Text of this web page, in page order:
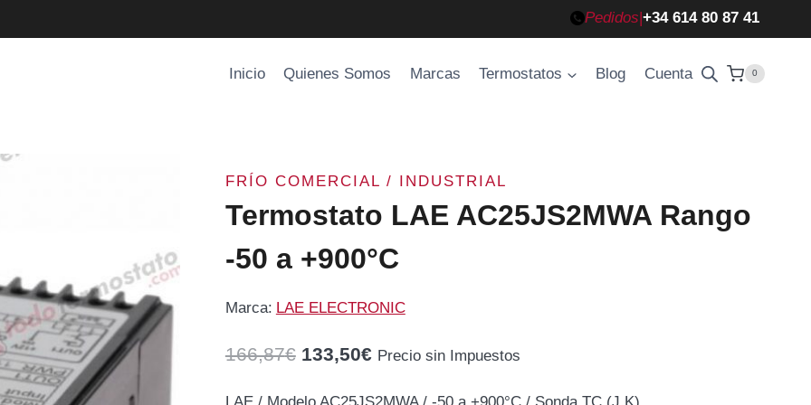
Pedidos|+34 614 80 87 41
Inicio Quienes Somos Marcas Termostatos Blog Cuenta 0
FRÍO COMERCIAL / INDUSTRIAL
Termostato LAE AC25JS2MWA Rango
-50 a +900°C
Marca: LAE ELECTRONIC
166,87€ El
133,50€ElPrecio sin Impuestos
LAE / Modelo AC25JS2MWA / -50 a +900°C / Sonda TC (J,K)